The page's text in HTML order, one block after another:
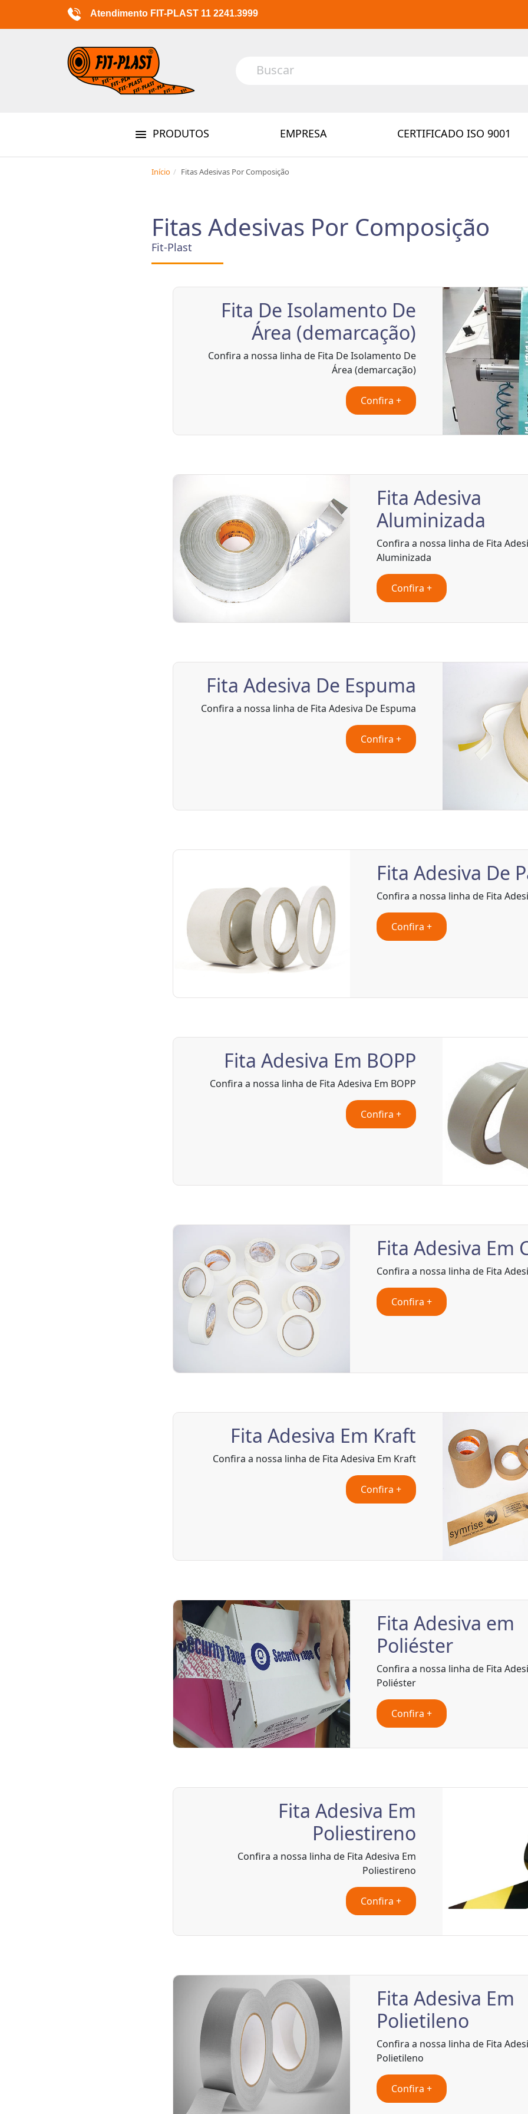
Atendimento FIT-PLAST 11 2241.3999
PRODUTOS EMPRESA CERTIFICADO ISO 9001
Início Fitas Adesivas Por Composição
Fitas Adesivas Por Composição
Fit-Plast
Fita De Isolamento De
Área (demarcação)
Confira a nossa linha de Fita De Isolamento De
Área (demarcação)
Confira +
Fita Adesiva
Aluminizada
Confira a nossa linha de Fita
Aluminizada
Confira +
Fita Adesiva De Espuma
Confira a nossa linha de Fita Adesiva De Espuma
Confira +
Fita Adesiva De
Confira a nossa linha de Fita
Confira +
Fita Adesiva Em BOPP
Confira a nossa linha de Fita Adesiva Em BOPP
Confira +
Fita Adesiva Em
Confira a nossa linha de Fita
Confira +
Fita Adesiva Em Kraft
Confira a nossa linha de Fita Adesiva Em Kraft
Confira +
Fita Adesiva em
Poliéster
Confira a nossa linha de Fita
Poliéster
Confira +
Fita Adesiva Em
Poliestireno
Confira a nossa linha de Fita Adesiva Em
Poliestireno
Confira +
Fita Adesiva Em
Polietileno
Confira a nossa linha de Fita
Polietileno
Confira +